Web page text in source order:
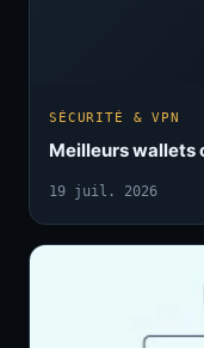
SÉCURITÉ & VPN
Meilleurs wallets
19 juil. 2026